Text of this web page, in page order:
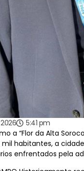
5:41 pm
a “Flor da Alta
mil habitantes, a
enfrentados pela